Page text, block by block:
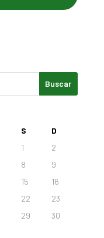
S
D
1
2
8
9
15
16
22
23
29
30